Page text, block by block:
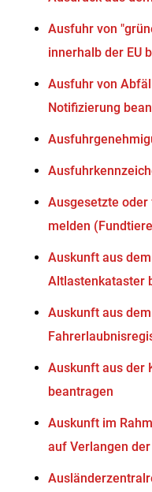
Ausfuhr von
innerhalb der EU
Ausfuhr von
Notifizierung
Ausgesetzte
melden
Auskunft aus
Altlastenkataster
Auskunft aus
Auskunft aus der
beantragen
Auskunft im
auf Verlangen